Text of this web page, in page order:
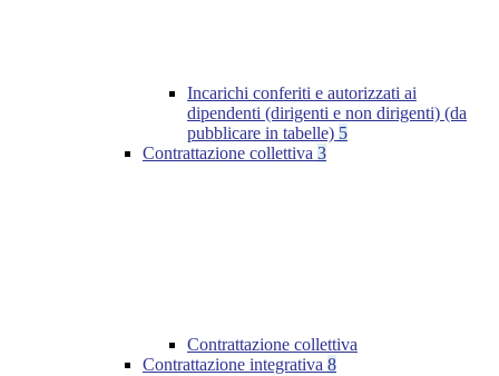
Incarichi conferiti e autorizzati ai
dipendenti (dirigenti e non dirigenti) (da
pubblicare in tabelle) 5
Contrattazione collettiva 3
Contrattazione collettiva
Contrattazione integrativa 8